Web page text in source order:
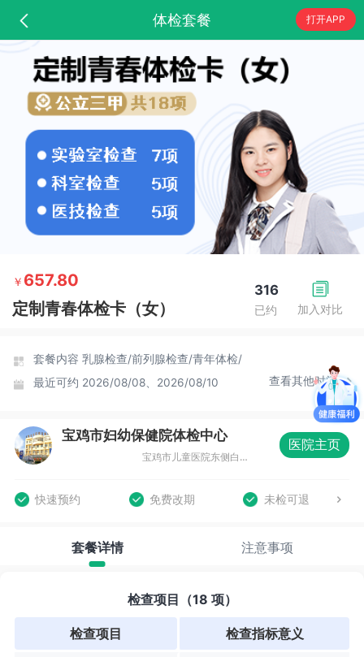
体检套餐 打开APP
加入对比
316
已约
￥ 657.80
定制青春体检卡（女）
套餐内容 乳腺检查/前列腺检查/青年体检/
最近可约 2026/08/08、2026/08/10 查看其他时间
宝鸡市妇幼保健院体检中心
宝鸡市儿童医院东侧白云宾馆6楼 (渭滨区经二路东段12号)
医院主页
快速预约 免费改期 未检可退
套餐详情 注意事项
检查项目（18 项）
检查项目 检查指标意义